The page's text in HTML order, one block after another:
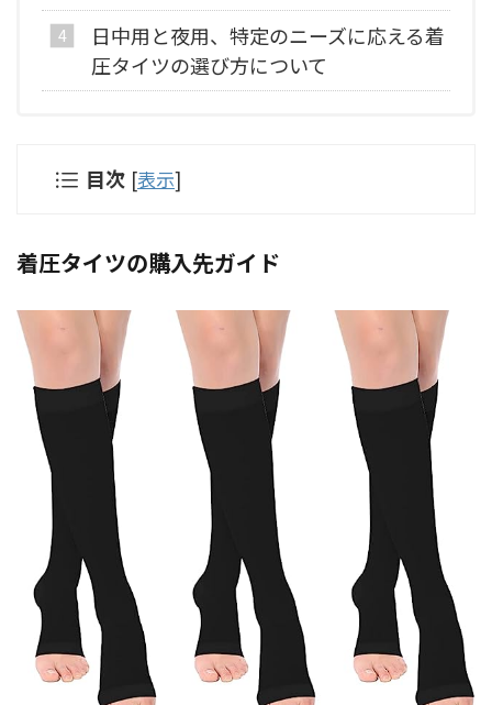
日中用と夜用、特定のニーズに応える着
圧タイツの選び方について
目次 [表示]
着圧タイツの購入先ガイド